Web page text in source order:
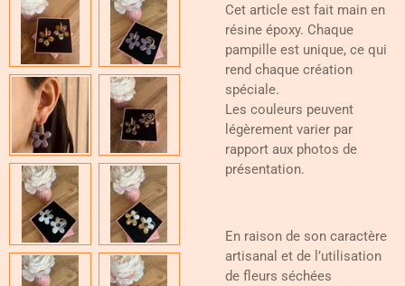
Cet article est fait main en
résine époxy. Chaque
pampille est unique, ce qui
rend chaque création
spéciale.
Les couleurs peuvent
légèrement varier par
rapport aux photos de
présentation.
En raison de son caractère
artisanal et de l’utilisation
de fleurs séchées